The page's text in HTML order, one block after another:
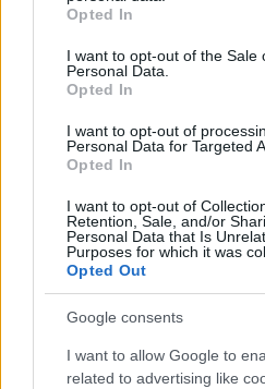
use your data for below
consent section.
Opted In
I want to opt-out of the Sale
Personal Data.
Opted In
I want to opt-out of
Personal Data for Targeted
Opted In
I want to opt-out of
Retention, Sale, and/or
Personal Data that Is
Purposes for which it was
Opted Out
Google consents
I want to allow Google to
related to advertising like
Sdraiati sul pavimento,
Visualizza l’ispirazione al
l’espirazione che rilascia
AUTORE
Redazione di